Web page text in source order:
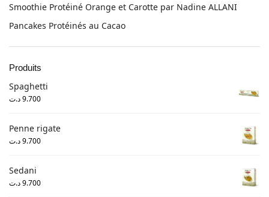
Smoothie Protéiné Orange et Carotte par Nadine ALLANI
Pancakes Protéinés au Cacao
Produits
Spaghetti
9.700د.ت
Penne rigate
9.700د.ت
Sedani
9.700د.ت